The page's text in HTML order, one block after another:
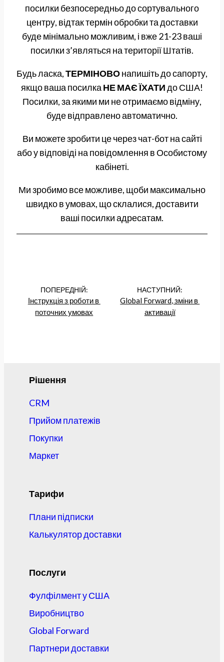
посилки безпосередньо до сортувального
центру, відтак термін обробки та доставки
буде мінімально можливим, і вже 21-23 ваші
посилки з’являться на території Штатів.
Будь ласка,ТЕРМІНОВОнапишіть до сапорту,
якщо ваша посилкаНЕ МАЄ ЇХАТИдо США!
Посилки, за якими ми не отримаємо відміну,
буде відправлено автоматично.
Ви можете зробити це через чат-бот на сайті
або у відповіді на повідомлення в Особистому
кабінеті.
Ми зробимо все можливе, щоби максимально
швидко в умовах, що склалися, доставити
ваші посилки адресатам.
ПОПЕРЕДНІЙ:
Інструкція з роботи в
поточних умовах
НАСТУПНИЙ:
Global Forward, зміни в
активації
Рішення
CRM
Прийом платежів
Покупки
Маркет
Тарифи
Плани підписки
Калькулятор доставки
Послуги
Фулфілмент у США
Виробництво
Global Forward
Партнери доставки